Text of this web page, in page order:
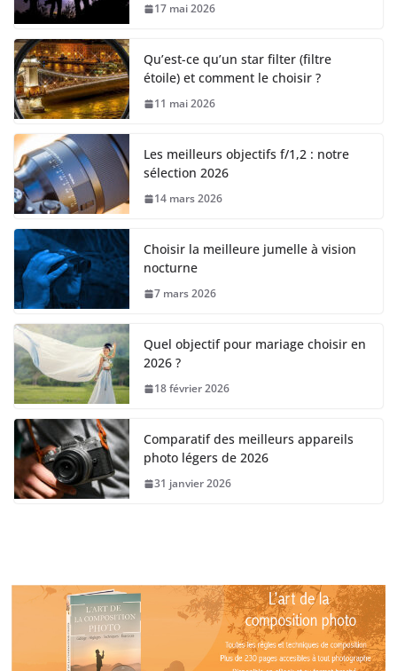
17 mai 2026
Qu’est-ce qu’un star filter (filtre
étoile) et comment le choisir ?
11 mai 2026
Les meilleurs objectifs f/1,2 : notre
sélection 2026
14 mars 2026
Choisir la meilleure jumelle à vision
nocturne
7 mars 2026
Quel objectif pour mariage choisir en
2026 ?
18 février 2026
Comparatif des meilleurs appareils
photo légers de 2026
31 janvier 2026